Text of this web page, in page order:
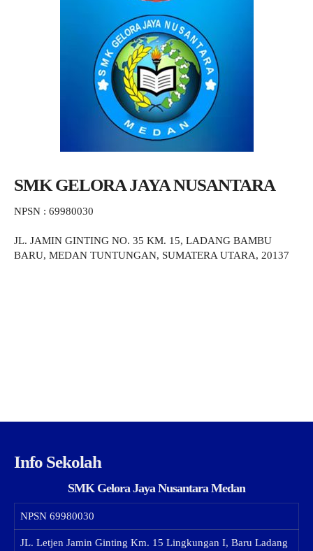
SMK GELORA JAYA NUSANTARA
NPSN : 69980030
JL. JAMIN GINTING NO. 35 KM. 15, LADANG BAMBU
BARU, MEDAN TUNTUNGAN, SUMATERA UTARA, 20137
Info Sekolah
SMK Gelora Jaya Nusantara Medan
NPSN 69980030
JL. Letjen Jamin Ginting Km. 15 Lingkungan I, Baru Ladang